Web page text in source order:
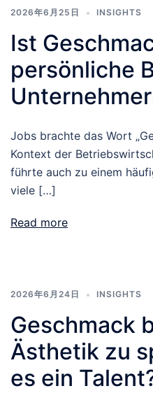
2026年6月25日 INSIGHTS
Ist
persönliche
Jobs brachte das Wort
Kontext der
führte auch zu einem
viele […]
Read more
2026年6月24日 INSIGHTS
Geschmack
Ästhetik zu
es ein